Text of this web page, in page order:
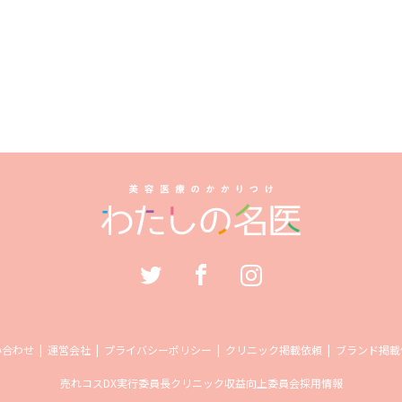
わせ 運営会社 プライバシーポリシー クリニック掲載依頼 ブランド掲
売れコスDX実行委員長クリニック収益向上委員会採用情報